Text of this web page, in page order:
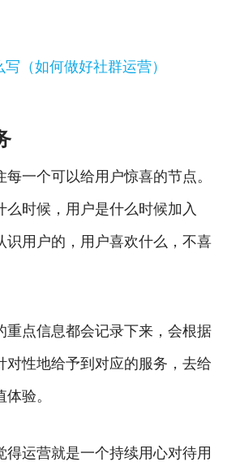
一个可以给用户惊喜的节点。
么时候，用户是什么时候加入
识用户的，用户喜欢什么，不喜
重点信息都会记录下来，会根据
对性地给予到对应的服务，去给
验。
得运营就是一个持续用心对待用